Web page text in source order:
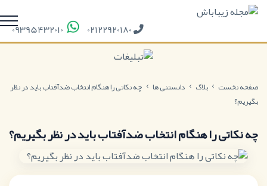
صفحه نخست بلاگ دانستنی ها
چه نکاتی را هنگام انتخاب ضدآفتاب باید در نظر
بگیریم؟
چه نکاتی را هنگام انتخاب ضدآفتاب باید در نظر بگیریم؟